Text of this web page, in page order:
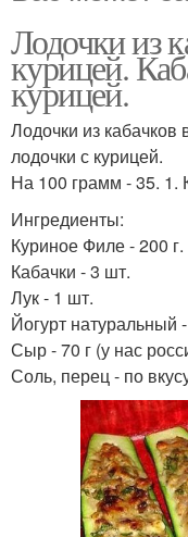
Лодочки из
курицей.
курицей.
Лодочки из кабачков
лодочки с курицей.
На 100 грамм - 35. 1.
Ингредиенты:
Куриное Филе - 200 г.
Кабачки - 3 шт.
Лук - 1 шт.
Йогурт натуральный
Сыр - 70 г (у нас
Соль, перец - по